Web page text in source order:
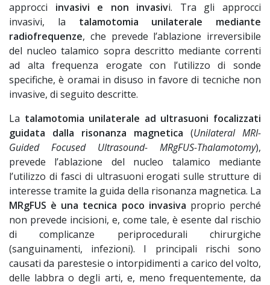
approcci invasivi e non invasivi. Tra gli approcci
invasivi, la talamotomia unilaterale mediante
radiofrequenze, che prevede l’ablazione irreversibile
del nucleo talamico sopra descritto mediante correnti
ad alta frequenza erogate con l’utilizzo di sonde
specifiche, è oramai in disuso in favore di tecniche non
invasive, di seguito descritte.
La talamotomia unilaterale ad ultrasuoni focalizzati
guidata dalla risonanza magnetica (Unilateral MRI-
Guided Focused Ultrasound- MRgFUS-Thalamotomy),
prevede l’ablazione del nucleo talamico mediante
l’utilizzo di fasci di ultrasuoni erogati sulle strutture di
interesse tramite la guida della risonanza magnetica. La
MRgFUS è una tecnica poco invasiva proprio perché
non prevede incisioni, e, come tale, è esente dal rischio
di complicanze periprocedurali chirurgiche
(sanguinamenti, infezioni). I principali rischi sono
causati da parestesie o intorpidimenti a carico del volto,
delle labbra o degli arti, e, meno frequentemente, da